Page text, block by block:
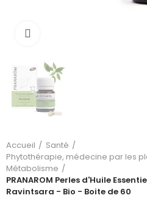
Accueil
Santé
Phytothérapie, médecine par les
Métabolisme
PRANAROM Perles d'Huile
Ravintsara - Bio - Boite de 60